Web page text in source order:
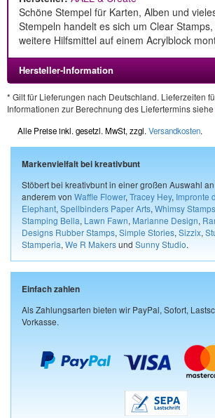
Schöne Stempel für Karten, Alben und
Stempeln handelt es sich um Clear
weitere Hilfsmittel auf einem Acrylblock
Hersteller-Information
* Gilt für Lieferungen nach Deutschland. Lieferzeiten
Informationen zur Berechnung des Liefertermins siehe
Alle Preise inkl. gesetzl. MwSt, zzgl. Versandkosten.
Markenvielfalt bei kreativbunt
Stöbert bei kreativbunt in einer großen Auswahl
anderem von Waffle Flower, Tracey Hey, Impronte
Elephant, Spellbinders Paper Arts, Whimsy Stamps
Stamping Bella, Lawn Fawn, Marianne Design,
Designs Rubber Stamps, Simple Stories, Sizzix,
Stamperia, We R Makersund Sunny Studio.
Einfach zahlen
Als Zahlungsarten bieten wir PayPal, Sofort,
Vorkasse.